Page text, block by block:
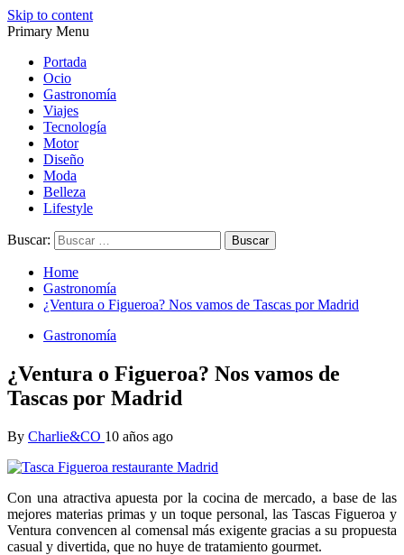
Skip to content
diseño…
diseño…
Primary Menu
Portada
Ocio
Gastronomía
Viajes
Tecnología
Motor
Diseño
Moda
Belleza
Lifestyle
Buscar:
Home
Gastronomía
¿Ventura o Figueroa? Nos vamos de Tascas por Madrid
Gastronomía
¿Ventura o Figueroa? Nos vamos de
Tascas por Madrid
By Charlie&CO 10 años ago
Con una atractiva apuesta por la cocina de mercado, a base de las
mejores materias primas y un toque personal, las Tascas Figueroa y
Ventura convencen al comensal más exigente gracias a su propuesta
casual y divertida, que no huye de tratamiento gourmet.